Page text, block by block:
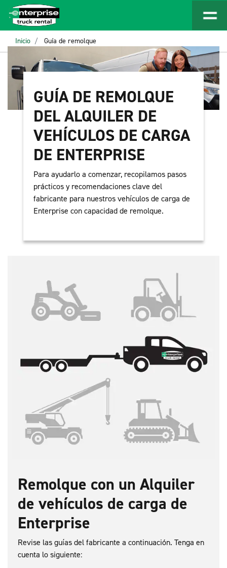
Inicio Guía de remolque
GUÍA DE REMOLQUE
DEL ALQUILER DE
VEHÍCULOS DE CARGA
DE ENTERPRISE
Para ayudarlo a comenzar, recopilamos pasos
prácticos y recomendaciones clave del
fabricante para nuestros vehículos de carga de
Enterprise con capacidad de remolque.
Remolque con un Alquiler
de vehículos de carga de
Enterprise
Revise las guías del fabricante a continuación. Tenga en
cuenta lo siguiente: